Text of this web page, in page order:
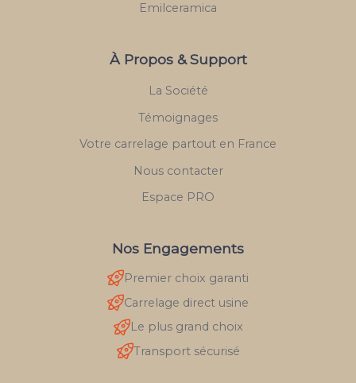
Emilceramica
À Propos & Support
La Société
Témoignages
Votre carrelage partout en France
Nous contacter
Espace PRO
Nos Engagements
Premier choix garanti
Carrelage direct usine
Le plus grand choix
Transport sécurisé